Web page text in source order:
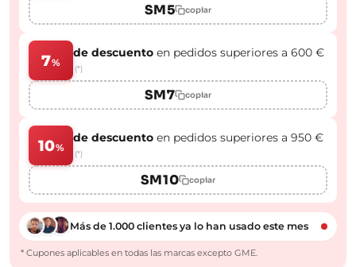
SM5 copiar
7%
de descuento en pedidos superiores a 600 €
(*)
SM7 copiar
10%
de descuento en pedidos superiores a 950 €
(*)
SM10 copiar
Más de 1.000 clientes ya lo han usado este mes
* Cupones aplicables en todas las marcas excepto GME.